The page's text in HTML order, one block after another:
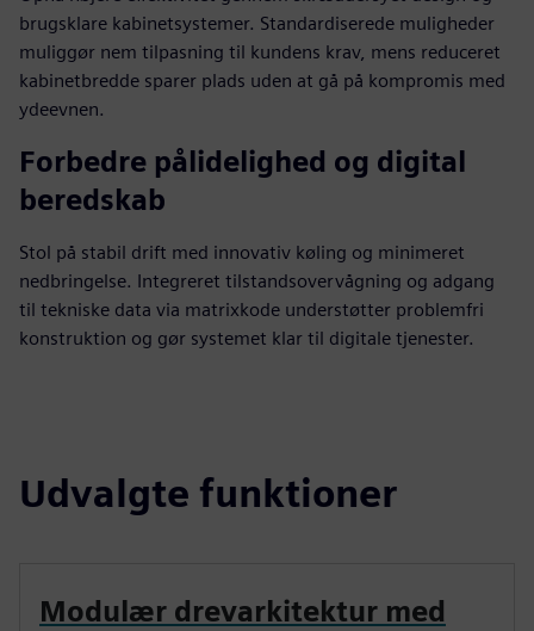
brugsklare kabinetsystemer. Standardiserede muligheder
muliggør nem tilpasning til kundens krav, mens reduceret
kabinetbredde sparer plads uden at gå på kompromis med
ydeevnen.
Forbedre pålidelighed og digital
beredskab
Stol på stabil drift med innovativ køling og minimeret
nedbringelse. Integreret tilstandsovervågning og adgang
til tekniske data via matrixkode understøtter problemfri
konstruktion og gør systemet klar til digitale tjenester.
Udvalgte funktioner
Modulær drevarkitektur med